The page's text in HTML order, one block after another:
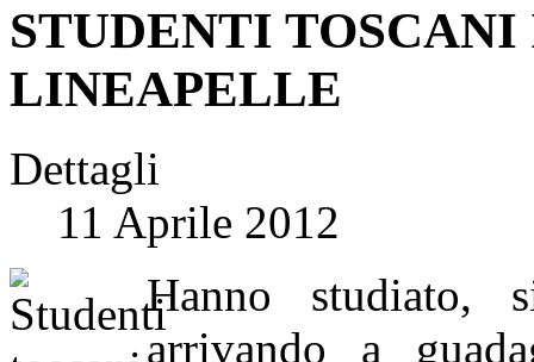
STUDENTI
LINEAPELLE
Dettagli
11 Aprile 2012
Hanno studiato,
arrivando a